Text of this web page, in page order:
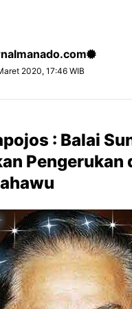
2020, 17:46 WIB
: Balai
Pengerukan